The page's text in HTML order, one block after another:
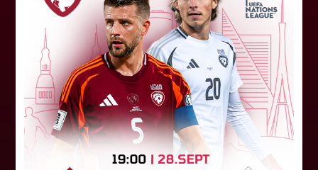
"Riga FC" iegūst handikapu, RFS
būs jāatspēlējas
Ceturtdienas vakarā savas spēles UEFA
Konferences līgas kvalifikācijas trešajā kārtā
aizvadīja divi Latvijas klubi. FC RFS izbraukumā ar